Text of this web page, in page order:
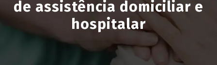
de assistência domiciliar e
hospitalar